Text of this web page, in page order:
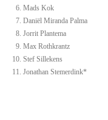
Mads Kok
Daniël Miranda Palma
Jorrit Plantema
Max Rothkrantz
Stef Sillekens
Jonathan Stemerdink*